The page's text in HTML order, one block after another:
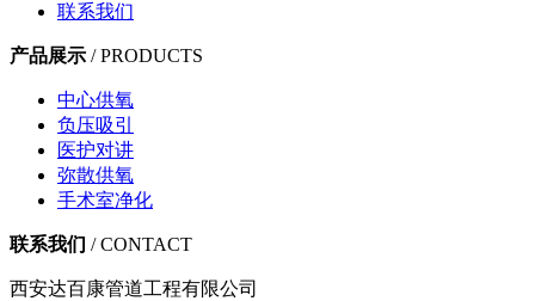
联系我们
产品展示 / PRODUCTS
中心供氧
负压吸引
医护对讲
弥散供氧
手术室净化
联系我们 / CONTACT
西安达百康管道工程有限公司